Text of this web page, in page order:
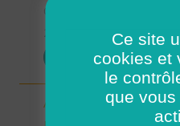
CDD
POSTULER
Auxiliaire de vie/aide à
Ce site
cookies et
le
que